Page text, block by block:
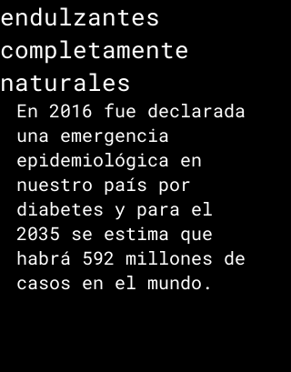
endulzantes
completamente
naturales
En 2016 fue declarada
una emergencia
epidemiológica en
nuestro país por
diabetes y para el
2035 se estima que
habrá 592 millones de
casos en el mundo.